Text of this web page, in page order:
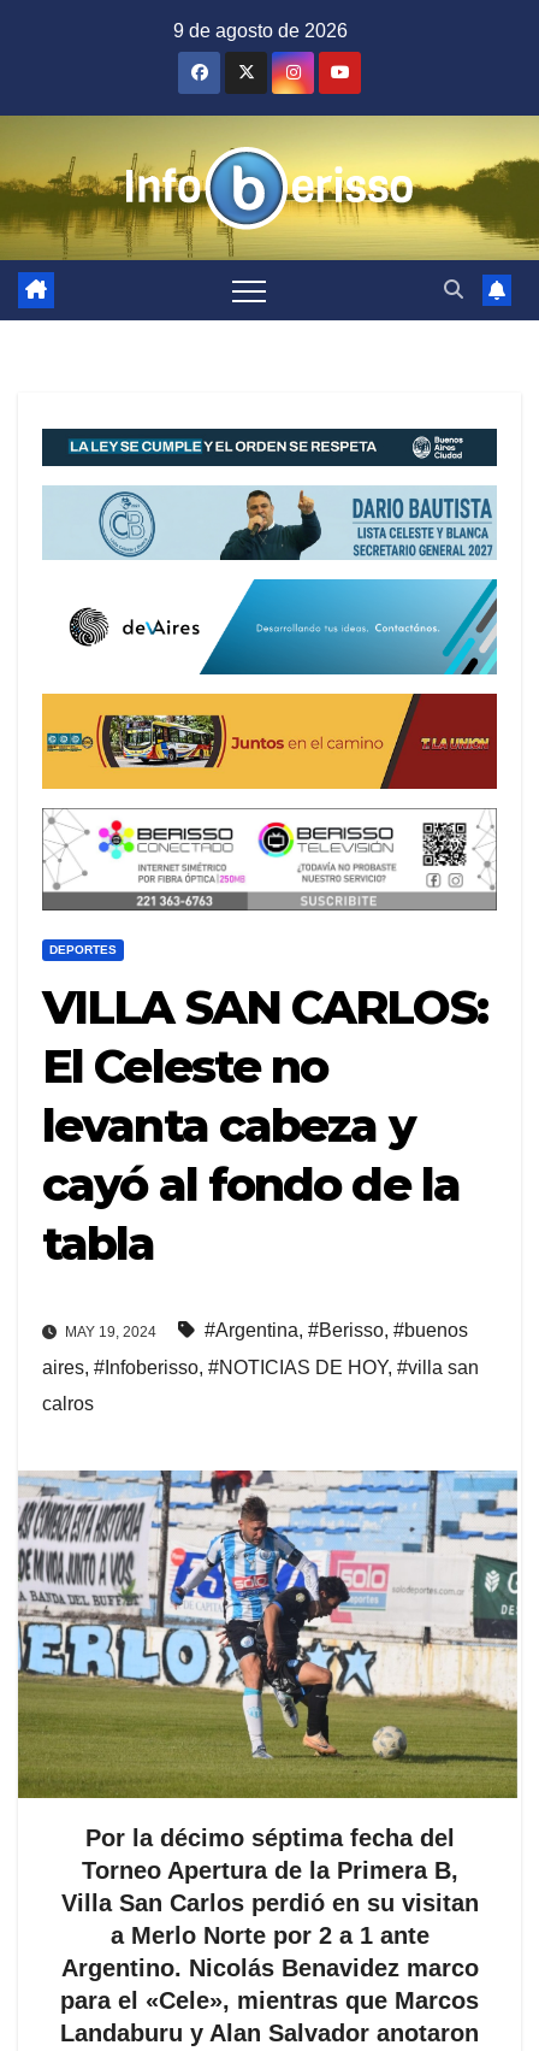
9 de agosto de 2026
DEPORTES
VILLA SAN CARLOS:
El Celeste no
levanta cabeza y
cayó al fondo de la
tabla
MAY 19, 2024 #Argentina, #Berisso, #buenos
aires, #Infoberisso, #NOTICIAS DE HOY, #villa san
calros
Por la décimo séptima fecha del
Torneo Apertura de la Primera B,
Villa San Carlos perdió en su visitan
a Merlo Norte por 2 a 1 ante
Argentino. Nicolás Benavidez marco
para el «Cele», mientras que Marcos
Landaburu y Alan Salvador anotaron